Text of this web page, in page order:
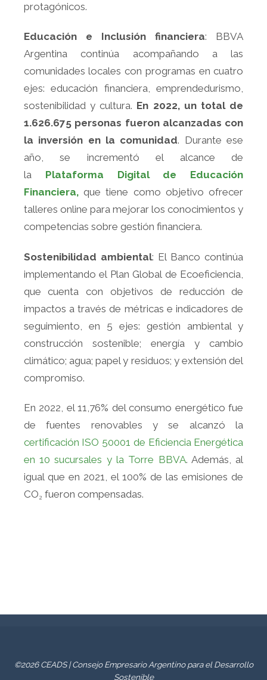
protagónicos.
Educación e Inclusión financiera: BBVA
Argentina continúa acompañando a las
comunidades locales con programas en cuatro
ejes: educación financiera, emprendedurismo,
sostenibilidad y cultura. En 2022, un total de
1.626.675 personas fueron alcanzadas con
la inversión en la comunidad. Durante ese
año, se incrementó el alcance de
la Plataforma Digital de Educación
Financiera,que tiene como objetivo ofrecer
talleres online para mejorar los conocimientos y
competencias sobre gestión financiera.
Sostenibilidad ambiental: El Banco continúa
implementando el Plan Global de Ecoeficiencia,
que cuenta con objetivos de reducción de
impactos a través de métricas e indicadores de
seguimiento, en 5 ejes: gestión ambiental y
construcción sostenible; energía y cambio
climático; agua; papel y residuos; y extensión del
compromiso.
En 2022, el 11,76% del consumo energético fue
de fuentes renovables y se alcanzó la
certificación ISO 50001 de Eficiencia Energética
en 10 sucursales y la Torre BBVA. Además, al
igual que en 2021, el 100% de las emisiones de
CO₂ fueron compensadas.
©2026 CEADS | Consejo Empresario Argentino para el Desarrollo
Sostenible